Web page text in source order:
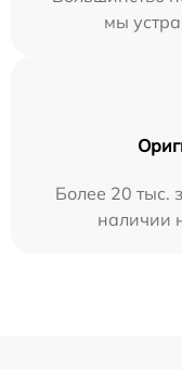
мы
Более 20 тыс.
наличии